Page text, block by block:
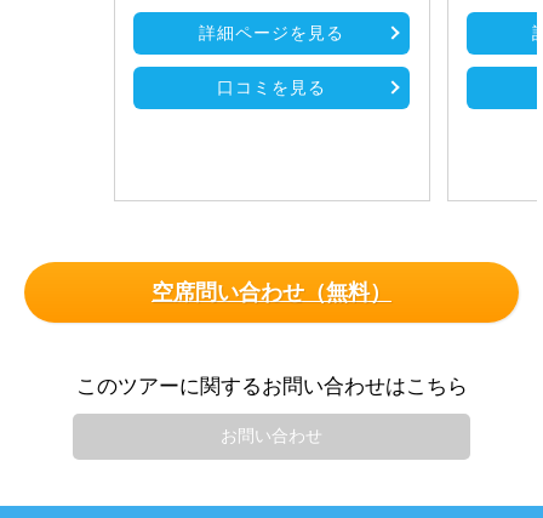
詳細ページを見る
口コミを見る
空席問い合わせ（無料）
このツアーに関するお問い合わせはこちら
お問い合わせ